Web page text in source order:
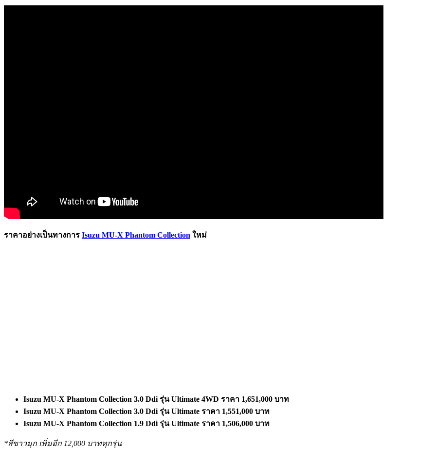
ราคาอย่างเป็นทางการ Isuzu MU-X Phantom Collection ใหม่
Isuzu MU-X Phantom Collection 3.0 Ddi รุ่น Ultimate 4WD ราคา 1,651,000 บาท
Isuzu MU-X Phantom Collection 3.0 Ddi รุ่น Ultimate ราคา 1,551,000 บาท
Isuzu MU-X Phantom Collection 1.9 Ddi รุ่น Ultimate ราคา 1,506,000 บาท
*สีขาวมุก เพิ่มอีก 12,000 บาททุกรุ่น